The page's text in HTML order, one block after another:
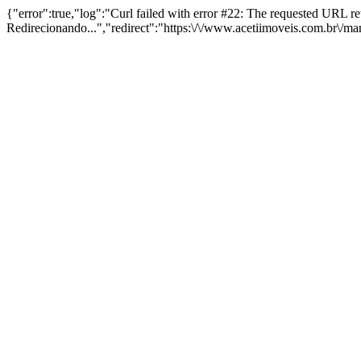
{"error":true,"log":"Curl failed with error #22: The requested URL
Redirecionando...","redirect":"https:\/\/www.acetiimoveis.com.br\/